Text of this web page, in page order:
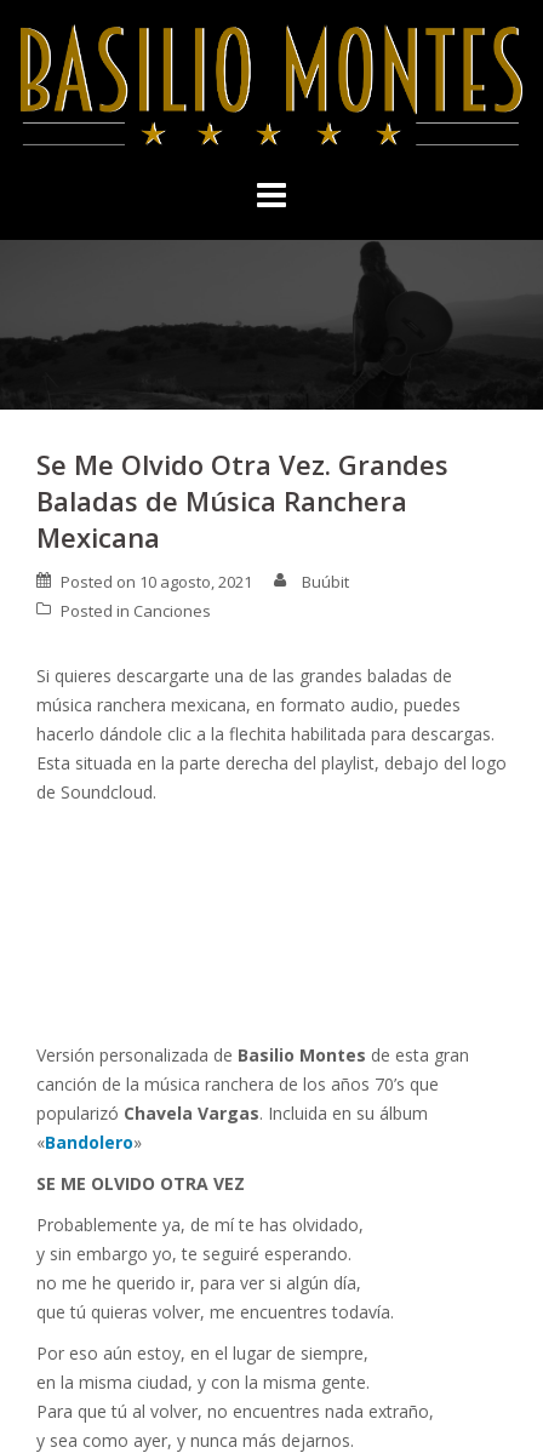
content
Se Me Olvido Otra Vez. Grandes
Baladas de Música Ranchera
Mexicana
Posted on 10 agosto, 2021
Buúbit
Posted in Canciones
Si quieres descargarte una de las grandes baladas de
música ranchera mexicana, en formato audio, puedes
hacerlo dándole clic a la flechita habilitada para descargas.
Esta situada en la parte derecha del playlist, debajo del logo
de Soundcloud.
Versión personalizada de Basilio Montes de esta gran
canción de la música ranchera de los años 70’s que
popularizó Chavela Vargas. Incluida en su álbum
«Bandolero»
SE ME OLVIDO OTRA VEZ
Probablemente ya, de mí te has olvidado,
y sin embargo yo, te seguiré esperando.
no me he querido ir, para ver si algún día,
que tú quieras volver, me encuentres todavía.
Por eso aún estoy, en el lugar de siempre,
en la misma ciudad, y con la misma gente.
Para que tú al volver, no encuentres nada extraño,
y sea como ayer, y nunca más dejarnos.